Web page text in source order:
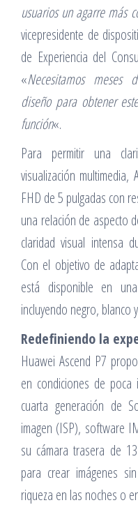
usuarios un agarre más
vicepresidente de
de Experiencia del
«Necesitamos meses
diseño para obtener
función«.
Para permitir una
visualización
FHD de 5 pulgadas con
una relación de aspecto
claridad visual intensa
Con el objetivo de
está disponible en
incluyendo negro, blanco
Redefiniendo la
Huawei Ascend P7
en condiciones de
cuarta generación de
imagen (ISP), software
su cámara trasera de
para crear imágenes
riqueza en las noches o